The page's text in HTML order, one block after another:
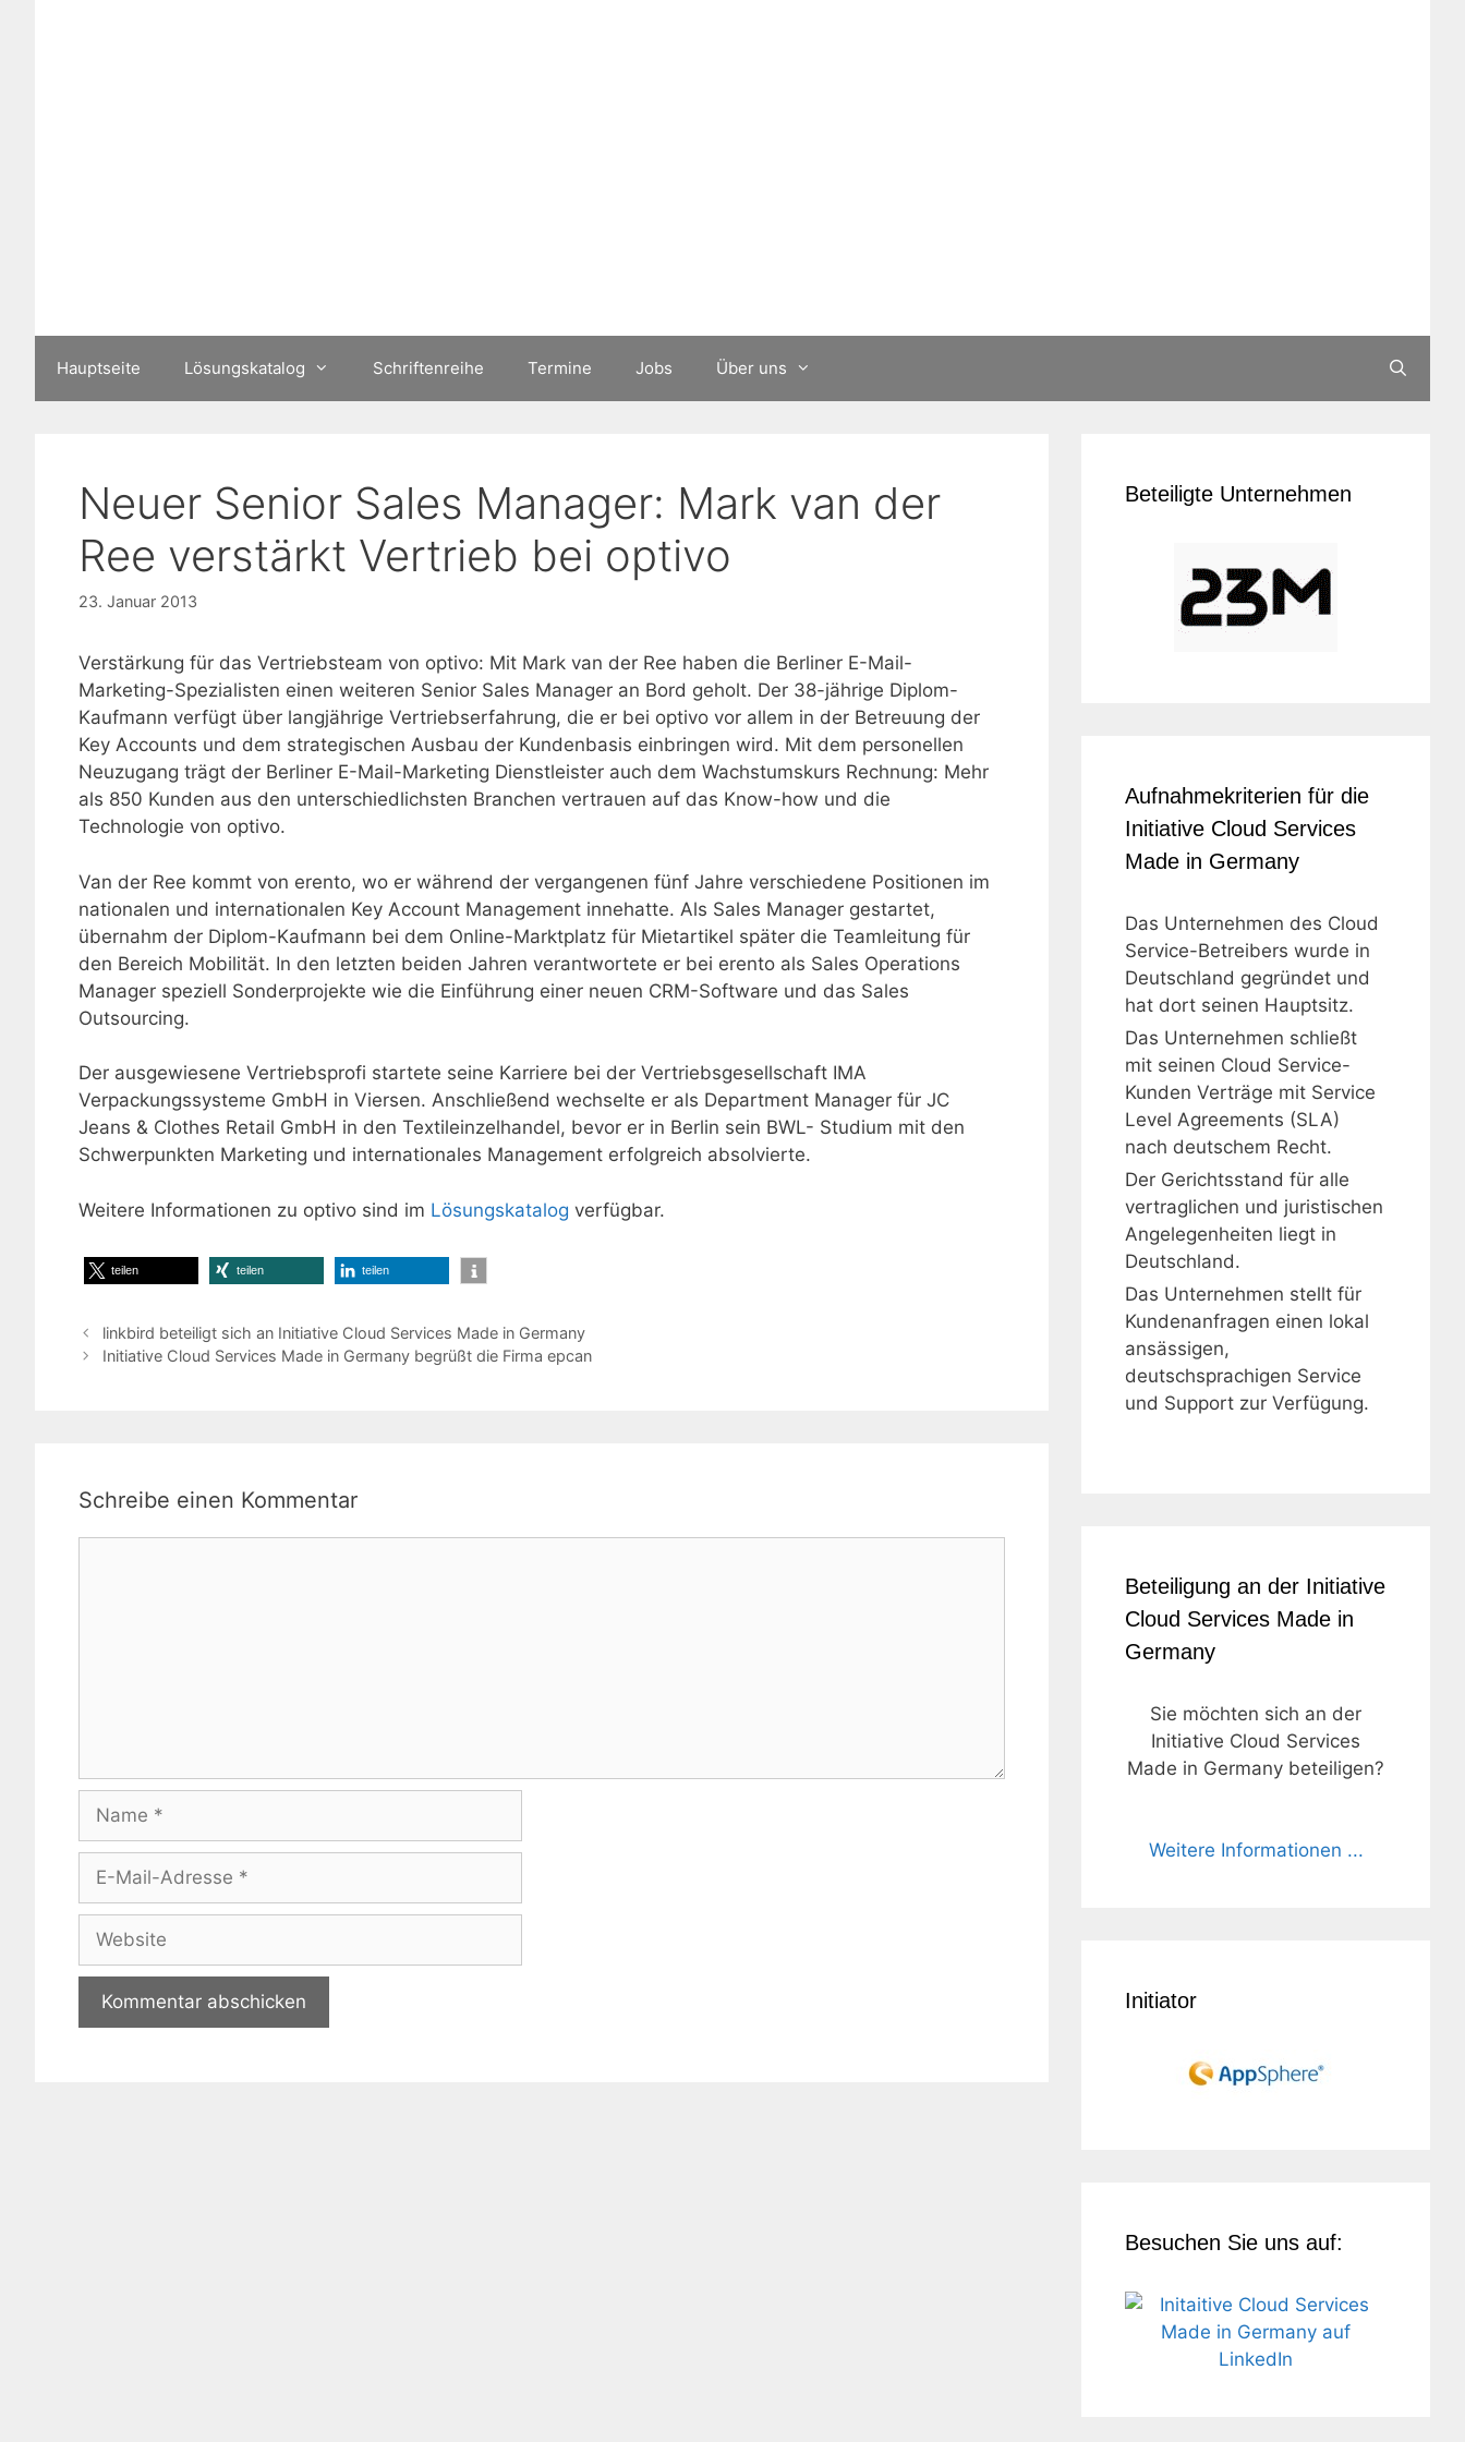
Hauptseite Lösungskatalog Schriftenreihe Termine Jobs Über uns
Neuer Senior Sales Manager: Mark van der
Ree verstärkt Vertrieb bei optivo
23. Januar 2013
Verstärkung für das Vertriebsteam von optivo: Mit Mark van der Ree haben die Berliner E-Mail-
Marketing-Spezialisten einen weiteren Senior Sales Manager an Bord geholt. Der 38-jährige Diplom-
Kaufmann verfügt über langjährige Vertriebserfahrung, die er bei optivo vor allem in der Betreuung der
Key Accounts und dem strategischen Ausbau der Kundenbasis einbringen wird. Mit dem personellen
Neuzugang trägt der Berliner E-Mail-Marketing Dienstleister auch dem Wachstumskurs Rechnung: Mehr
als 850 Kunden aus den unterschiedlichsten Branchen vertrauen auf das Know-how und die
Technologie von optivo.
Van der Ree kommt von erento, wo er während der vergangenen fünf Jahre verschiedene Positionen im
nationalen und internationalen Key Account Management innehatte. Als Sales Manager gestartet,
übernahm der Diplom-Kaufmann bei dem Online-Marktplatz für Mietartikel später die Teamleitung für
den Bereich Mobilität. In den letzten beiden Jahren verantwortete er bei erento als Sales Operations
Manager speziell Sonderprojekte wie die Einführung einer neuen CRM-Software und das Sales
Outsourcing.
Der ausgewiesene Vertriebsprofi startete seine Karriere bei der Vertriebsgesellschaft IMA
Verpackungssysteme GmbH in Viersen. Anschließend wechselte er als Department Manager für JC
Jeans & Clothes Retail GmbH in den Textileinzelhandel, bevor er in Berlin sein BWL- Studium mit den
Schwerpunkten Marketing und internationales Management erfolgreich absolvierte.
Weitere Informationen zu optivo sind im Lösungskatalog verfügbar.
teilen teilen teilen
linkbird beteiligt sich an Initiative Cloud Services Made in Germany
Initiative Cloud Services Made in Germany begrüßt die Firma epcan
Schreibe einen Kommentar
Name
Adresse
Website
Beteiligte Unternehmen
Aufnahmekriterien für die
Initiative Cloud Services
Made in Germany
Das Unternehmen des Cloud
Service-Betreibers wurde in
Deutschland gegründet und
hat dort seinen Hauptsitz.
Das Unternehmen schließt
mit seinen Cloud Service-
Kunden Verträge mit Service
Level Agreements (SLA)
nach deutschem Recht.
Der Gerichtsstand für alle
vertraglichen und juristischen
Angelegenheiten liegt in
Deutschland.
Das Unternehmen stellt für
Kundenanfragen einen lokal
ansässigen,
deutschsprachigen Service
und Support zur Verfügung.
Beteiligung an der Initiative
Cloud Services Made in
Germany
Sie möchten sich an der
Initiative Cloud Services
Made in Germany beteiligen?
Weitere Informationen ...
Initiator
Besuchen Sie uns auf: